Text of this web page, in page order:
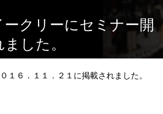
ークリーにセミナー開
した。
１６．１１．２１に掲載されました。